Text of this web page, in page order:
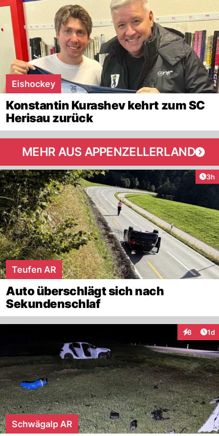
Eishockey
Konstantin Kurashev kehrt zum SC
Herisau zurück
MEHR AUS APPENZELLERLAND
3h
Teufen AR
Auto überschlägt sich nach
Sekundenschlaf
8 1d
Schwägalp AR